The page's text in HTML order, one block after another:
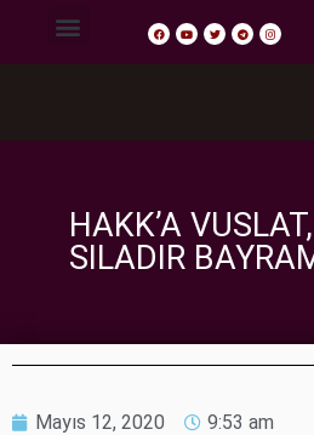
HAKK’A
SILADIR
Mayıs 12, 2020 9:53 am